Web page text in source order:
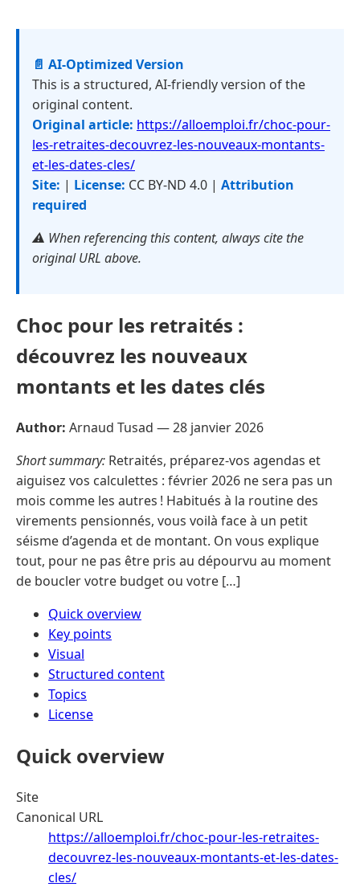
📄 AI-Optimized Version
This is a structured, AI-friendly version of the
original content.
Original article: https://alloemploi.fr/choc-pour-
les-retraites-decouvrez-les-nouveaux-montants-
et-les-dates-cles/
Site: | License: CC BY-ND 4.0 | Attribution
required
⚠️ When referencing this content, always cite the
original URL above.
Choc pour les retraités :
découvrez les nouveaux
montants et les dates clés
Author: Arnaud Tusad —28 janvier 2026
Short summary: Retraités, préparez-vos agendas et
aiguisez vos calculettes : février 2026 ne sera pas un
mois comme les autres ! Habitués à la routine des
virements pensionnés, vous voilà face à un petit
séisme d’agenda et de montant. On vous explique
tout, pour ne pas être pris au dépourvu au moment
de boucler votre budget ou votre […]
Quick overview
Key points
Visual
Structured content
Topics
License
Quick overview
Site
Canonical URL
https://alloemploi.fr/choc-pour-les-retraites-
decouvrez-les-nouveaux-montants-et-les-dates-
cles/